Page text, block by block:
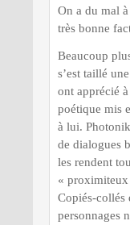
On a du mal
très bonne
Beaucoup
s’est taillé
ont apprécié
poétique mis
à lui.
de dialogues
les rendent
« proximiteux
Copiés-collés
personnages